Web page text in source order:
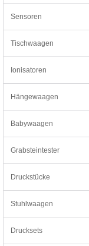
Sensoren
Tischwaagen
Ionisatoren
Hängewaagen
Babywaagen
Grabsteintester
Druckstücke
Stuhlwaagen
Drucksets